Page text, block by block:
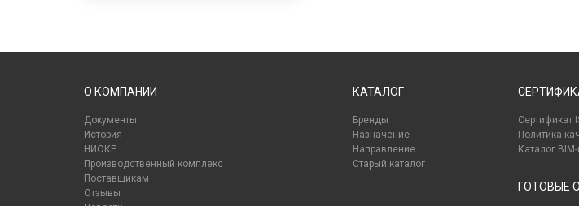
О КОМПАНИИ
Документы
История
НИОКР
Производственный комплекс
Поставщикам
Отзывы
КАТАЛОГ
Бренды
Назначение
Направление
Старый каталог
Сертификат
Политика
Каталог
ГОТОВЫЕ